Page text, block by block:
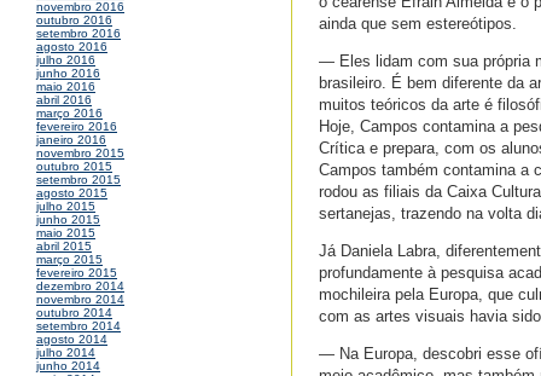
novembro 2016
outubro 2016
setembro 2016
agosto 2016
julho 2016
junho 2016
maio 2016
abril 2016
março 2016
fevereiro 2016
janeiro 2016
novembro 2015
outubro 2015
setembro 2015
agosto 2015
julho 2015
junho 2015
maio 2015
abril 2015
março 2015
fevereiro 2015
dezembro 2014
novembro 2014
outubro 2014
setembro 2014
agosto 2014
julho 2014
junho 2014
ainda que sem estereótipos.
— Eles lidam com sua própria
brasileiro. É bem diferente da
muitos teóricos da arte é
Hoje, Campos contamina a
Crítica e prepara, com os
Campos também contamina a
rodou as filiais da Caixa
sertanejas, trazendo na volta
Já Daniela Labra,
profundamente à pesquisa
mochileira pela Europa, que
com as artes visuais havia
— Na Europa, descobri esse